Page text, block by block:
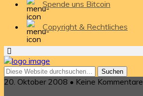
Spende uns Bitcoin
Copyright & Rechtliches
20. Oktober 2008 • Keine Kommentare